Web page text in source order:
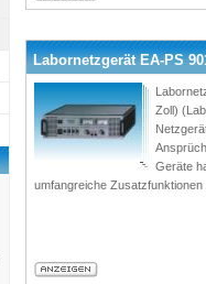
Labornetzgerät EA-PS
Zoll)
Geräte
umfangreiche